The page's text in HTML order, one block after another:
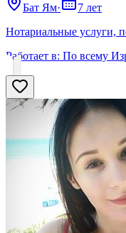
Бат Ям·
7 лет
Нотариальные услуги,
Работает в: По всему